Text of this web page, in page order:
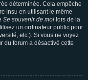
déterminée. Cela empêche
insu en utilisant le même
Se souvenir de moi lors de la
un ordinateur public pour
etc.). Si vous ne voyez
du forum a désactivé cette